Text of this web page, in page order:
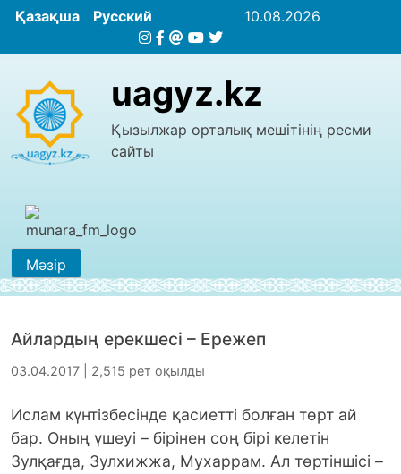
Қазақша Русский 10.08.2026
uagyz.kz
Қызылжар орталық мешітінің ресми
сайты
Мәзір
Айлардың ерекшесі – Ережеп
03.04.2017 | 2,515 рет оқылды
Ислам күнтізбесінде қасиетті болған төрт ай
бар. Оның үшеуі – бірінен соң бірі келетін
Зулқағда, Зулхижжа, Мухаррам. Ал төртіншісі –